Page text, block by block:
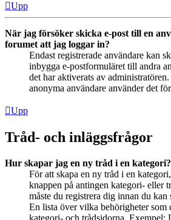
Upp
När jag försöker skicka e-post till en
forumet att jag loggar in?
Endast registrerade användare kan
inbygga e-postformuläret till andra
det har aktiverats av
anonyma användare använder det
Upp
Tråd- och inläggsfrågor
Hur skapar jag en ny tråd i en kategori?
För att skapa en ny tråd i en
knappen på antingen kategori- eller
måste du registrera dig innan du kan
En lista över vilka behörigheter som
kategori- och trådsidorna. Exempel: